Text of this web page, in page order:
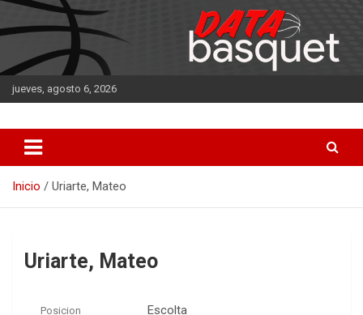
Saltar
al
contenido
jueves, agosto 6, 2026
DATA Basquet
Inicio Uriarte, Mateo
Uriarte, Mateo
Posicion Escolta